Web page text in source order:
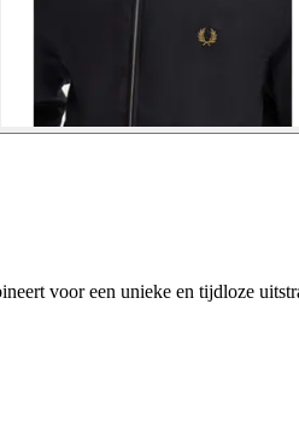
voor een unieke en tijdloze